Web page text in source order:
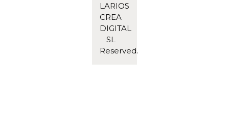
LARIOS
CREA
DIGITAL
SL
Reserved.